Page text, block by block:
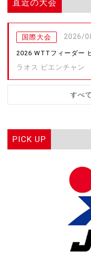
直近の大会
国際大会 2026/
2026 WTTフィーダー
ラオス ビエンチャン
すべ
PICK UP